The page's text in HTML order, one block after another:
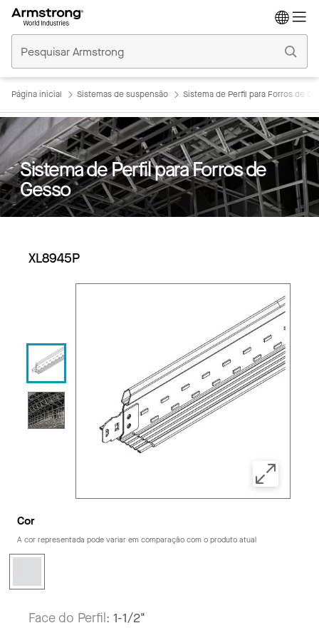
Comerciais
Início
Página inicial Sistemas de suspensão Sistema de Perfil para Forros de
Sistema de Perfil para Forros de
Gesso
XL8945P
Cor
A cor representada pode variar em comparação com o produto atual
Face do Perfil: 1-1/2"